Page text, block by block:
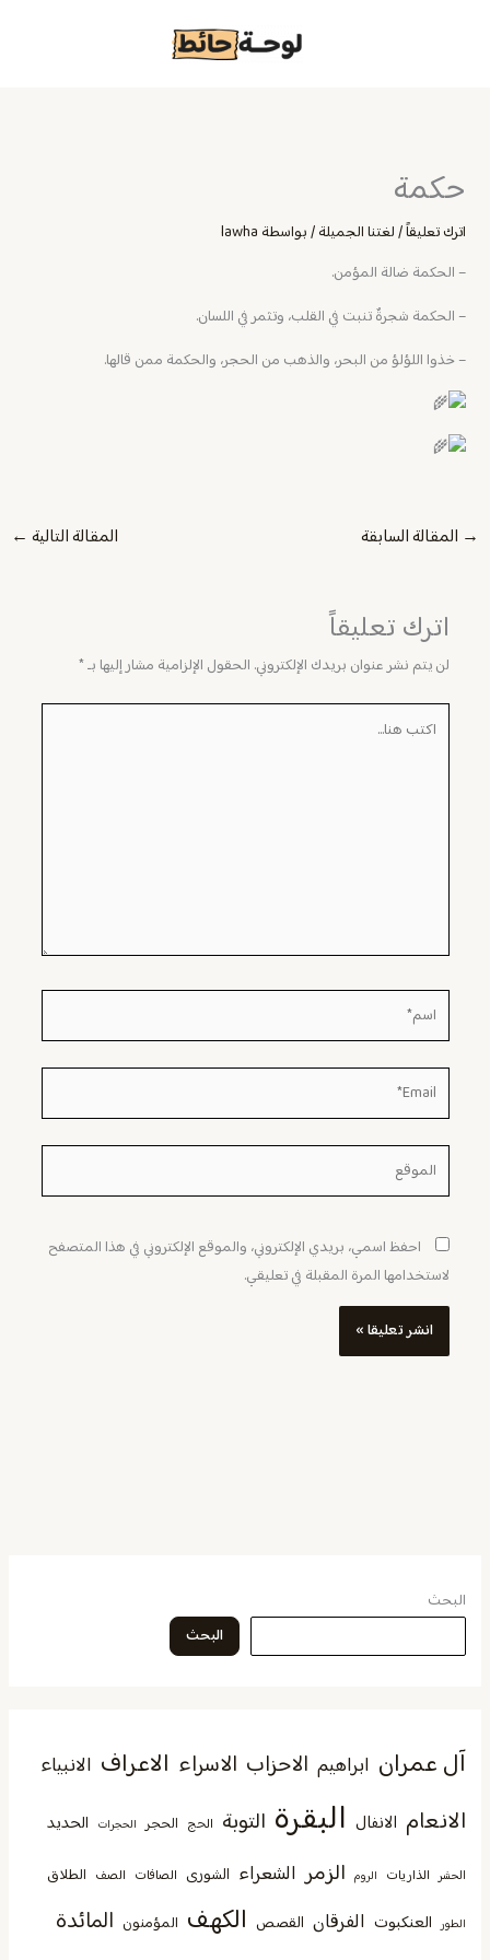
حكمة
اترك تعليقاً/لغتنا الجميلة/ بواسطة lawha
– الحكمة ضالة المؤمن.
– الحكمة شجرةٌ تنبت في القلب، وتثمر في اللسان.
– خذوا اللؤلؤ من البحر، والذهب من الحجر، والحكمة ممن قالها.
→ المقالة السابقة المقالة التالية ←
اترك تعليقاً
لن يتم نشر عنوان بريدك الإلكتروني. الحقول الإلزامية مشار إليها بـ*
اسم*
Email*
الموقع
احفظ اسمي، بريدي الإلكتروني، والموقع الإلكتروني في هذا المتصفح
لاستخدامها المرة المقبلة في تعليقي.
البحث
البحث
آل عمران ابراهيم الاحزاب الاسراء الاعراف الانبياء
الانعام الانفال البقرة التوبة الحج الحجر الحجرات الحديد
الحشر الذاريات الروم الزمر الشعراء الشورى الصافات الصف الطلاق
الطور العنكبوت الفرقان القصص الكهف المؤمنون المائدة